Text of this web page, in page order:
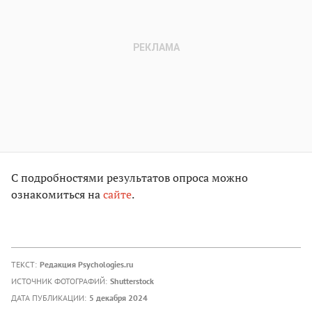
С подробностями результатов опроса можно
ознакомиться насайте.
ТЕКСТ: Редакция Psychologies.ru
ИСТОЧНИК ФОТОГРАФИЙ: Shutterstock
ДАТА ПУБЛИКАЦИИ: 5 декабря 2024